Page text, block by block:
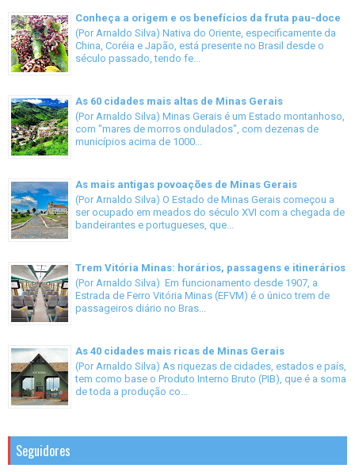
Conheça a origem e os benefícios da fruta pau-doce
(Por Arnaldo Silva) Nativa do Oriente, especificamente da
China, Coréia e Japão, está presente no Brasil desde o
século passado, tendo fe...
As 60 cidades mais altas de Minas Gerais
(Por Arnaldo Silva) Minas Gerais é um Estado montanhoso,
com "mares de morros ondulados", com dezenas de
municípios acima de 1000...
As mais antigas povoações de Minas Gerais
(Por Arnaldo Silva) O Estado de Minas Gerais começou a
ser ocupado em meados do século XVI com a chegada de
bandeirantes e portugueses, que...
Trem Vitória Minas: horários, passagens e itinerários
(Por Arnaldo Silva) Em funcionamento desde 1907, a
Estrada de Ferro Vitória Minas (EFVM) é o único trem de
passageiros diário no Bras...
As 40 cidades mais ricas de Minas Gerais
(Por Arnaldo Silva) As riquezas de cidades, estados e país,
tem como base o Produto Interno Bruto (PIB), que é a soma
de toda a produção co...
Seguidores